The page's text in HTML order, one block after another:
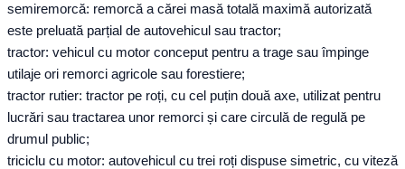
semiremorcă: remorcă a cărei masă totală maximă autorizată
este preluată parțial de autovehicul sau tractor;
tractor: vehicul cu motor conceput pentru a trage sau împinge
utilaje ori remorci agricole sau forestiere;
tractor rutier: tractor pe roți, cu cel puțin două axe, utilizat pentru
lucrări sau tractarea unor remorci și care circulă de regulă pe
drumul public;
triciclu cu motor: autovehicul cu trei roți dispuse simetric, cu viteză